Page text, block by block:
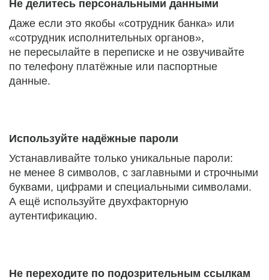
Не делитесь персональными данными
Даже если это якобы «сотрудник банка» или
«сотрудник исполнительных органов»,
не пересылайте в переписке и не озвучивайте
по телефону платёжные или паспортные
данные.
Используйте надёжные пароли
Устанавливайте только уникальные пароли:
не менее 8 символов, с заглавными и строчными
буквами, цифрами и специальными символами.
А ещё используйте двухфакторную
аутентификацию.
Не переходите по подозрительным ссылкам